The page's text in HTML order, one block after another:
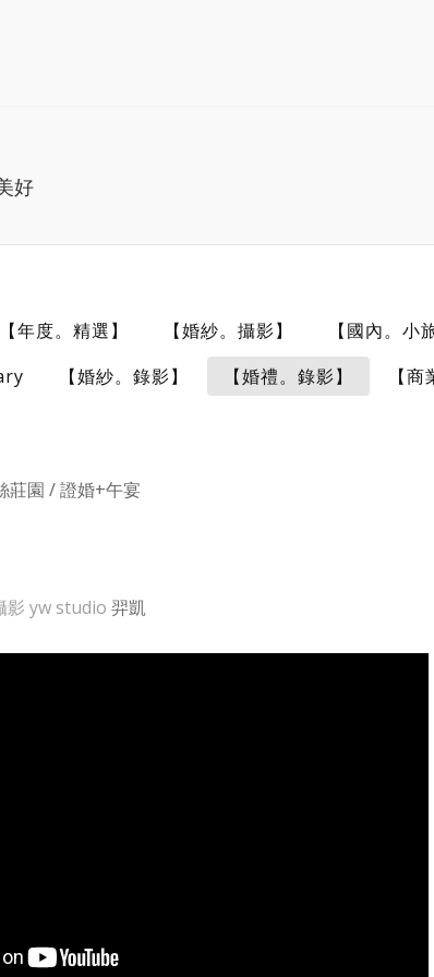
好
【年度。精選】 【婚紗。攝影】 【國內。小
【婚紗。錄影】 【婚禮。錄影】 【
莊園 / 證婚+午宴
影 yw studio 羿凱